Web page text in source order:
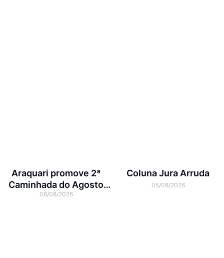
Araquari promove 2ª
Caminhada do Agosto
Lilás no dia 7 de agosto
06/08/2026
Coluna Jura Arruda
05/08/2026